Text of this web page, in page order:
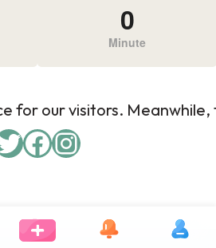
0
Minute
for our visitors. Meanwhile,